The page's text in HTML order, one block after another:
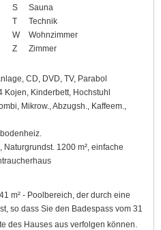
S
Sauna
T
Technik
W
Wohnzimmer
Z
Zimmer
CD, DVD, TV, Parabol
Kojen, Kinderbett, Hochstuhl
Mikrow., Abzugsh., Kaffeem.,
1200 m², einfache
m² - Poolbereich, der durch eine
so dass Sie den Badespass vom 31
des Hauses aus verfolgen können.